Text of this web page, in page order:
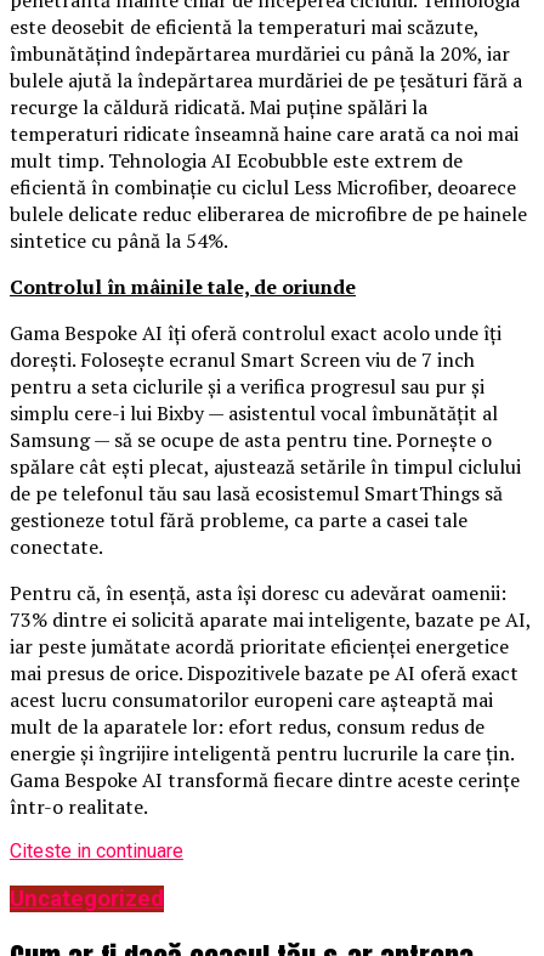
este deosebit de eficientă la temperaturi mai scăzute,
îmbunătățind îndepărtarea murdăriei cu până la 20%, iar
bulele ajută la îndepărtarea murdăriei de pe țesături fără a
recurge la căldură ridicată. Mai puține spălări la
temperaturi ridicate înseamnă haine care arată ca noi mai
mult timp. Tehnologia AI Ecobubble este extrem de
eficientă în combinație cu ciclul Less Microfiber, deoarece
bulele delicate reduc eliberarea de microfibre de pe hainele
sintetice cu până la 54%.
Controlul în mâinile tale, de oriunde
Gama Bespoke AI îți oferă controlul exact acolo unde îți
dorești. Folosește ecranul Smart Screen viu de 7 inch
pentru a seta ciclurile și a verifica progresul sau pur și
simplu cere-i lui Bixby — asistentul vocal îmbunătățit al
Samsung — să se ocupe de asta pentru tine. Pornește o
spălare cât ești plecat, ajustează setările în timpul ciclului
de pe telefonul tău sau lasă ecosistemul SmartThings să
gestioneze totul fără probleme, ca parte a casei tale
conectate.
Pentru că, în esență, asta își doresc cu adevărat oamenii:
73% dintre ei solicită aparate mai inteligente, bazate pe AI,
iar peste jumătate acordă prioritate eficienței energetice
mai presus de orice. Dispozitivele bazate pe AI oferă exact
acest lucru consumatorilor europeni care așteaptă mai
mult de la aparatele lor: efort redus, consum redus de
energie și îngrijire inteligentă pentru lucrurile la care țin.
Gama Bespoke AI transformă fiecare dintre aceste cerințe
într-o realitate.
Citeste in continuare
Uncategorized